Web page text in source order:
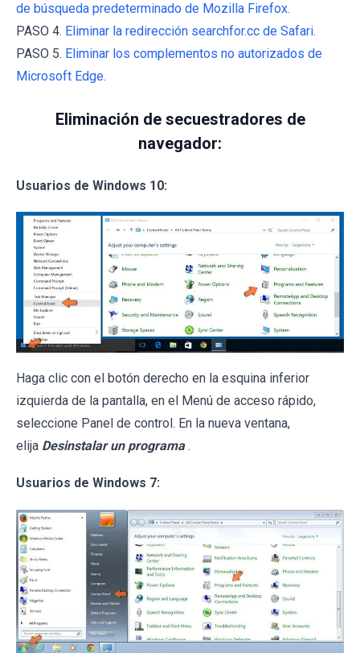
de búsqueda predeterminado de Mozilla Firefox.
PASO 4. Eliminar la redirección searchfor.cc de Safari.
PASO 5. Eliminar los complementos no autorizados de
Microsoft Edge.
Eliminación de secuestradores de
navegador:
Usuarios de Windows 10:
Haga clic con el botón derecho en la esquina inferior
izquierda de la pantalla, en el Menú de acceso rápido,
seleccione Panel de control. En la nueva ventana,
elija Desinstalar un programa .
Usuarios de Windows 7: